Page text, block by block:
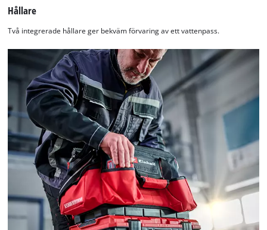
Hållare
Två integrerade hållare ger bekväm förvaring av ett vattenpass.